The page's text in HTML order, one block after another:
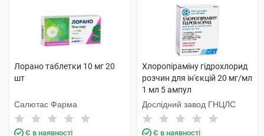
Лорано таблетки 10 мг 20
шт
Салютас Фарма
Є в наявності
Хлоропіраміну гідрохлорид
розчин для ін'єкцій 20 мг/мл
1 мл 5 ампул
Дослідний завод ГНЦЛС
Є в наявності